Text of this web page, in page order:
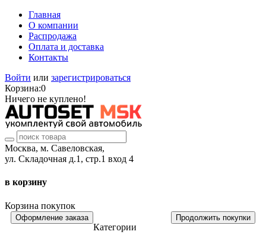
Главная
О компании
Распродажа
Оплата и доставка
Контакты
Войти или зарегистрироваться
Корзина:0
Ничего не куплено!
Москва, м. Савеловская,
ул. Складочная д.1, стр.1 вход 4
в корзину
Корзина покупок
Оформление заказа Продолжить покупки
Категории